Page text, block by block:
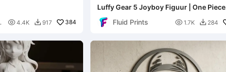
 4.4K  917 384
Luffy Gear 5 Joyboy Figuur | One Piece
Fluid Prints
 1.7K  284